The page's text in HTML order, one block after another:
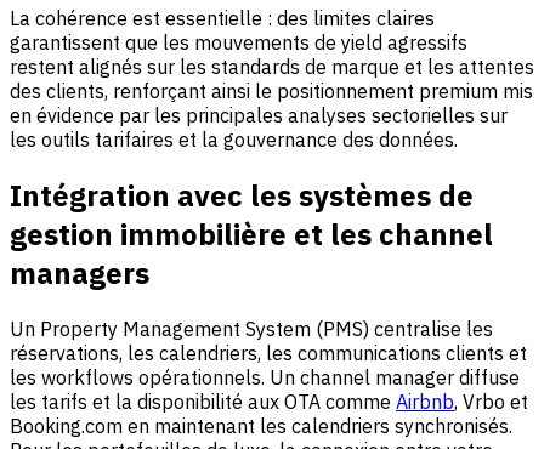
La cohérence est essentielle : des limites claires
garantissent que les mouvements de yield agressifs
restent alignés sur les standards de marque et les attentes
des clients, renforçant ainsi le positionnement premium mis
en évidence par les principales analyses sectorielles sur
les outils tarifaires et la gouvernance des données.
Intégration avec les systèmes de
gestion immobilière et les channel
managers
Un Property Management System (PMS) centralise les
réservations, les calendriers, les communications clients et
les workflows opérationnels. Un channel manager diffuse
les tarifs et la disponibilité aux OTA comme Airbnb, Vrbo et
Booking.com en maintenant les calendriers synchronisés.